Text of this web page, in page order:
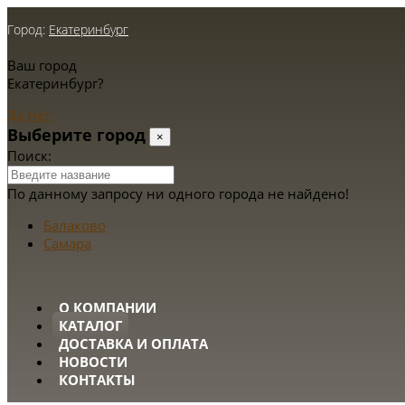
Город: Екатеринбург
Ваш город
Екатеринбург?
Да Нет
Выберите город ×
Поиск:
По данному запросу ни одного города не найдено!
Балаково
Самара
О КОМПАНИИ
КАТАЛОГ
ДОСТАВКА И ОПЛАТА
НОВОСТИ
КОНТАКТЫ